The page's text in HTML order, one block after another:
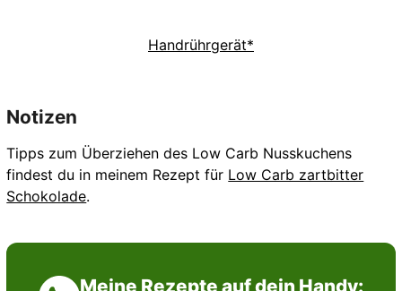
Handrührgerät*
Notizen
Tipps zum Überziehen des Low Carb Nusskuchens
findest du in meinem Rezept für Low Carb zartbitter
Schokolade.
Meine Rezepte auf dein Handy: